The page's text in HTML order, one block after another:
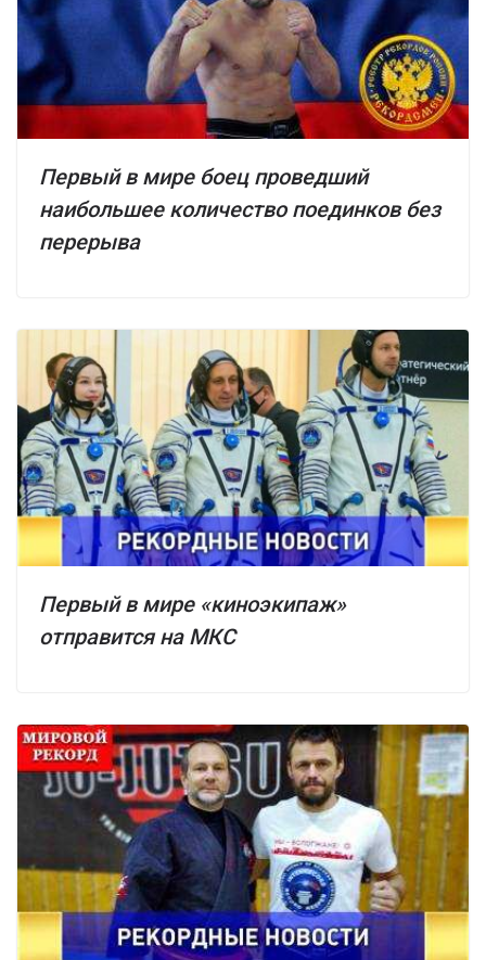
Первый в мире боец проведший
наибольшее количество поединков без
перерыва
Первый в мире «киноэкипаж»
отправится на МКС